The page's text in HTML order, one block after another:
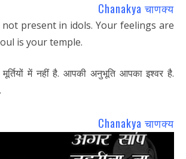
Chanakya चाणक्य
not present in idols. Your feelings are
is your temple.
मूर्तियों में नहीं है. आपकी अनुभूति आपका इश्वर है.
Chanakya चाणक्य